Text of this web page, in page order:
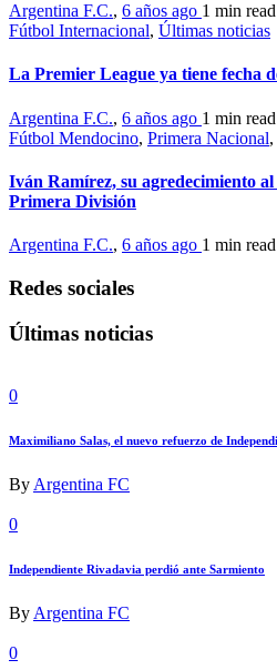
Argentina F.C., 6 años ago 1 min read
Fútbol Internacional, Últimas noticias
La Premier League ya tiene fecha
Argentina F.C., 6 años ago 1 min read
Fútbol Mendocino, Primera Nacional,
Iván Ramírez, su agredecimiento
Primera División
Argentina F.C., 6 años ago 1 min read
Redes sociales
Últimas noticias
0
Maximiliano Salas, el nuevo refuerzo de
By Argentina FC
0
Independiente Rivadavia perdió ante Sarmiento
By Argentina FC
0